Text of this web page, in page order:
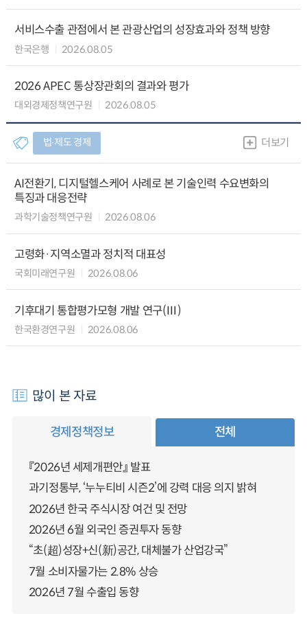
서비스수출 관점에서 본 관광산업의 성장효과와 정책 방향
한국은행 2026.08.05
2026 APEC 통상장관회의 결과와 평가
대외경제정책연구원 2026.08.05
법∙제도 경제 더보기
AI전환기, 디지털헬스케어 사례로 본 기술인력 수요변화의
특징과 대응전략
과학기술정책연구원 2026.08.06
고령화·지역소멸과 정치적 대표성
국회미래연구원 2026.08.06
기후대기 통합평가모형 개발 연구(Ⅲ)
한국환경연구원 2026.08.06
많이 본 자료
경제정책정보 전체
『2026년 세제개편안』 발표
과기정통부, ‘누누티비 시즌2’에 강력 대응 의지 밝혀
2026년 한국 주식시장 여건 및 전망
2026년 6월 외국인 증권투자 동향
“초(超)성장+신(新)공간, 대체불가 산업강국”
7월 소비자물가는 2.8% 상승
2026년 7월 수출입 동향